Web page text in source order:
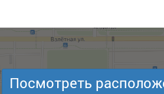
Посмотреть